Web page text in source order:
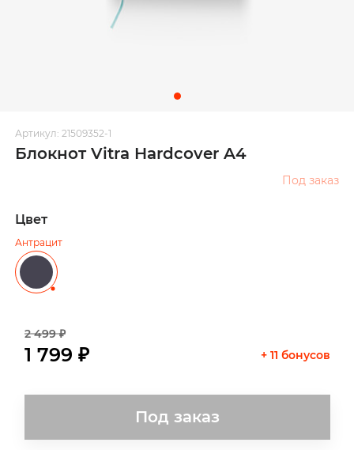
Цвет
Антрацит
Артикул: 21509352-1
Блокнот Vitra Hardcover A4
Под заказ
2 499 ₽
1 799 ₽ + 11 бонусов
Под заказ